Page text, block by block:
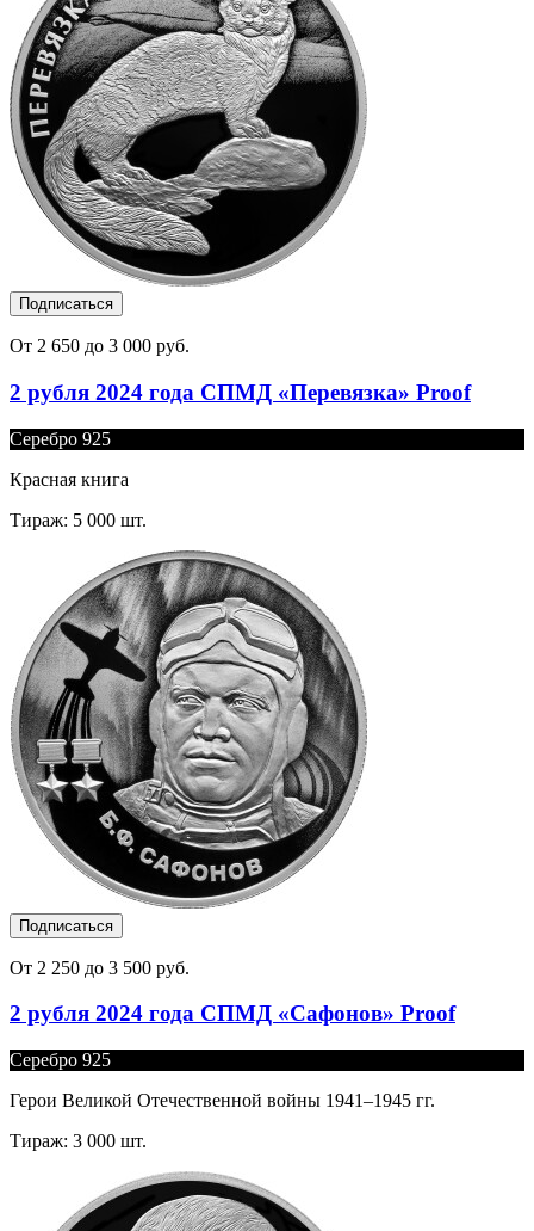
Подписаться
От 2 650 до 3 000 руб.
2 рубля 2024 года СПМД «Перевязка» Proof
Серебро 925
Красная книга
Тираж: 5 000 шт.
Подписаться
От 2 250 до 3 500 руб.
2 рубля 2024 года СПМД «Сафонов» Proof
Серебро 925
Герои Великой Отечественной войны 1941–1945 гг.
Тираж: 3 000 шт.